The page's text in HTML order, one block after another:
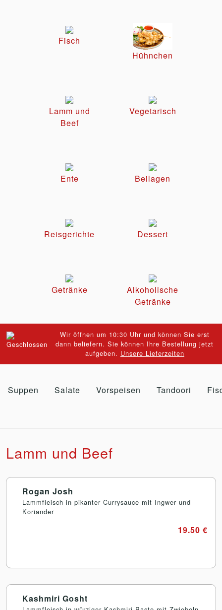
Fisch
Hühnchen
Lamm und
Beef
Vegetarisch
Ente Beilagen
Reisgerichte Dessert
Getränke
Alkoholische
Getränke
Wir öffnen um 10:30 Uhr und können Sie erst
dann beliefern. Sie können Ihre Bestellung jetzt
aufgeben. Unsere Lieferzeiten
Suppen Salate Vorspeisen Tandoori
Lamm und Beef
Rogan Josh
Lammfleisch in pikanter Currysauce mit Ingwer und
Koriander
19.50 €
Kashmiri Gosht